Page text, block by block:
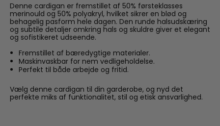
Denne cardigan er fremstillet af 50% førsteklasses
merinould og 50% polyakryl, hvilket sikrer en blød og
behagelig pasform hele dagen. Den runde halsudskæring
og subtile detaljer omkring hals og skuldre giver et elegant
og sofistikeret udseende.
Fremstillet af bæredygtige materialer.
Maskinvaskbar for nem vedligeholdelse.
Perfekt til både arbejde og fritid.
Vælg denne cardigan til din garderobe, og nyd det
perfekte miks af funktionalitet, stil og etisk ansvarlighed.